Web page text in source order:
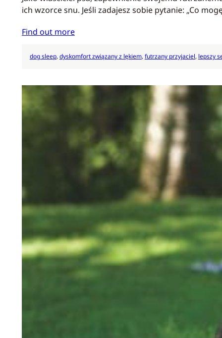
ich wzorce snu. Jeśli zadajesz sobie pytanie: „Co
Find out more
dog sleep, dyskomfort związany z lękiem, futrzany przyjaciel, lepszy